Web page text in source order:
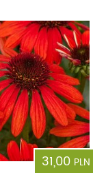
31,00 PLN